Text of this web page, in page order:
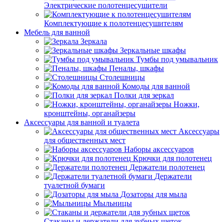
Электрические полотенцесушители
Комплектующие к полотенцесушителям
Мебель для ванной
Зеркала
Зеркальные шкафы
Тумбы под умывальник
Пеналы, шкафы
Столешницы
Комоды для ванной
Полки для зеркал
Ножки,
кронштейны, органайзеры
Аксессуары для ванной и туалета
Аксессуары
для общественных мест
Наборы аксессуаров
Крючки для полотенец
Держатели полотенец
Держатели
туалетной бумаги
Дозаторы для мыла
Мыльницы